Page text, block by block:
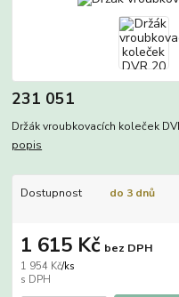
231 051
Držák vroubkovacích koleček
popis
Dostupnost do 3 dnů
1 954 Kč/ks
1 615 Kč bez DPH